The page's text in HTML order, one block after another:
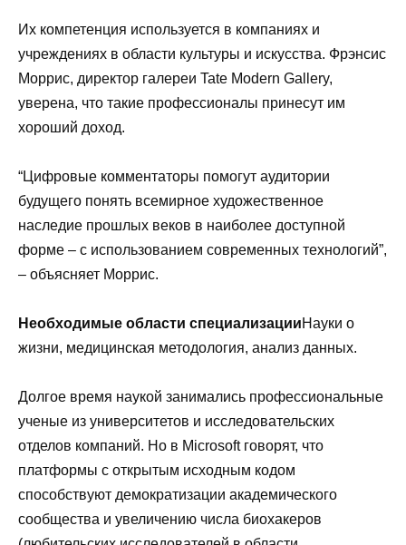
Их компетенция используется в компаниях и
учреждениях в области культуры и искусства. Фрэнсис
Моррис, директор галереи Tate Modern Gallery,
уверена, что такие профессионалы принесут им
хороший доход.
“Цифровые комментаторы помогут аудитории
будущего понять всемирное художественное
наследие прошлых веков в наиболее доступной
форме – с использованием современных технологий”,
– объясняет Моррис.
Необходимые области специализацииНауки о
жизни, медицинская методология, анализ данных.
Долгое время наукой занимались профессиональные
ученые из университетов и исследовательских
отделов компаний. Но в Microsoft говорят, что
платформы с открытым исходным кодом
способствуют демократизации академического
сообщества и увеличению числа биохакеров